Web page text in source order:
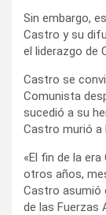
Sin embargo,
Castro y su
el liderazgo de
Castro se
Comunista
sucedió a su
Castro murió a
«El fin de la
otros años,
Castro asumió
de las Fuerzas